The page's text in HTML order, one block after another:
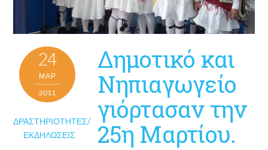
24
ΜΑΡ
2011
ΔΡΑΣΤΗΡΙΌΤΗΤΕΣ/
ΕΚΔΗΛΏΣΕΙΣ
Δημοτικό και
Νηπιαγωγείο
γιόρτασαν την
25η Μαρτίου.